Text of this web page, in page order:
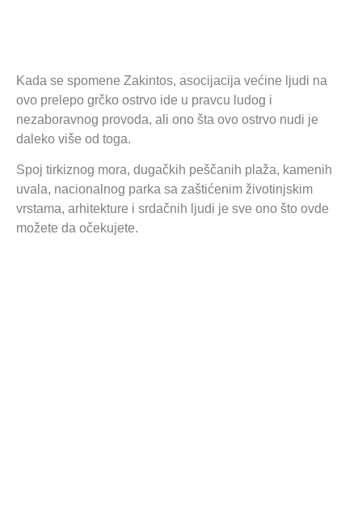
Kada se spomene Zakintos, asocijacija većine ljudi na
ovo prelepo grčko ostrvo ide u pravcu ludog i
nezaboravnog provoda, ali ono šta ovo ostrvo nudi je
daleko više od toga.
Spoj tirkiznog mora, dugačkih peščanih plaža, kamenih
uvala, nacionalnog parka sa zaštićenim životinjskim
vrstama, arhitekture i srdačnih ljudi je sve ono što ovde
možete da očekujete.